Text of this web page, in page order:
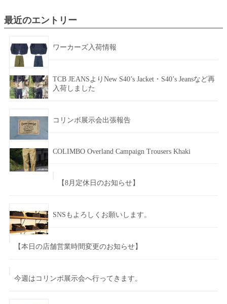
最近のエントリー
ワーカーズ入荷情報
TCB JEANSよりNew S40’s Jacket・S40’s Jeansなど再
入荷しました
コリンボ展示会出張報告
COLIMBO Overland Campaign Trousers Khaki
【8月定休日のお知らせ】
SNSもよろしくお願いします。
【本日の店舗営業時間変更のお知らせ】
今週はコリンボ展示会へ行ってきます。